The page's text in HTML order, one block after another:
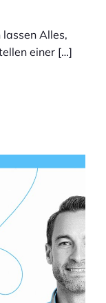
Alles,
einer […]